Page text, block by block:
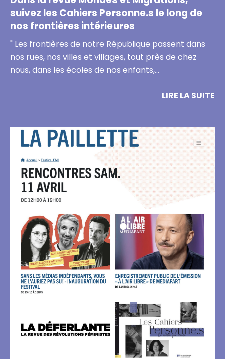
suivez les Cahiers Personne.s le long de
nos frontières intérieures
" Les frontières de notre République passent dans
nos rues, nos villes et villages, tout près de chez
nous, dans les écoles de nos enfants,…
LIRE LA SUITE